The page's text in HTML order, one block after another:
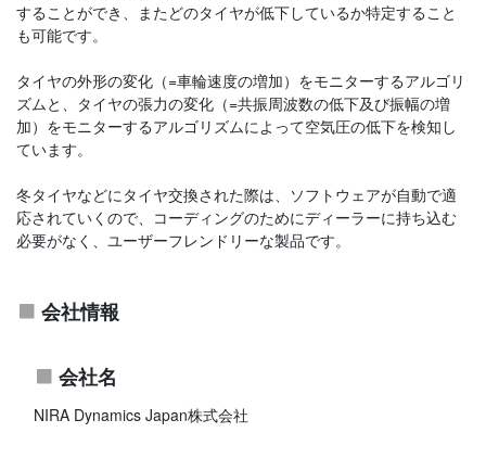
することができ、またどのタイヤが低下しているか特定すること
も可能です。
タイヤの外形の変化（=車輪速度の増加）をモニターするアルゴリ
ズムと、タイヤの張力の変化（=共振周波数の低下及び振幅の増
加）をモニターするアルゴリズムによって空気圧の低下を検知し
ています。
冬タイヤなどにタイヤ交換された際は、ソフトウェアが自動で適
応されていくので、コーディングのためにディーラーに持ち込む
必要がなく、ユーザーフレンドリーな製品です。
会社情報
会社名
NIRA Dynamics Japan株式会社